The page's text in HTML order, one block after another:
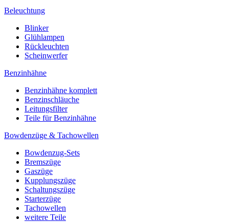
Beleuchtung
Blinker
Glühlampen
Rückleuchten
Scheinwerfer
Benzinhähne
Benzinhähne komplett
Benzinschläuche
Leitungsfilter
Teile für Benzinhähne
Bowdenzüge & Tachowellen
Bowdenzug-Sets
Bremszüge
Gaszüge
Kupplungszüge
Schaltungszüge
Starterzüge
Tachowellen
weitere Teile